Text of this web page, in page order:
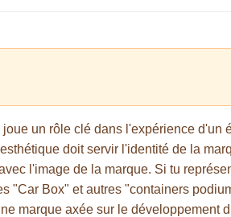
un rôle clé dans l'expérience d'un
doit servir l'identité de la
l'image de la marque. Si tu
"Car Box" et autres "containers
marque axée sur le développement